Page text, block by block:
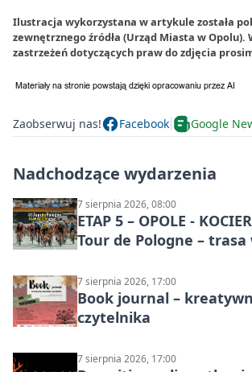
Ilustracja wykorzystana w artykule została
zewnętrznego źródła (Urząd Miasta w Opolu).
zastrzeżeń dotyczących praw do zdjęcia
Zaobserwuj nas! Facebook Google
Nadchodzące wydarzenia
7 sierpnia 2026, 08:00
ETAP 5 – OPOLE -
Tour de Pologne – trasa
7 sierpnia 2026, 17:00
Book journal –
czytelnika
7 sierpnia 2026, 17:00